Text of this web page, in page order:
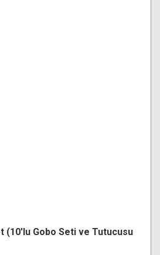
(10'lu Gobo Seti ve Tutucusu